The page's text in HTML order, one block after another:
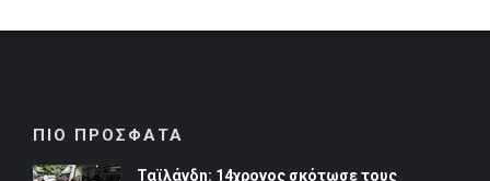
ΠΙΟ ΠΡΟΣΦΑΤΑ
Ταϊλάνδη: 14χρονος σκότωσε τους